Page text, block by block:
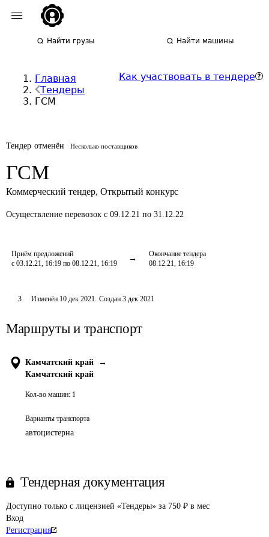
Найти грузы Найти машины
Главная
Тендеры
ГСМ
Как участвовать в тендере
Тендер отменён Несколько поставщиков
ГСМ
Коммерческий тендер, Открытый конкурс
Осуществление перевозок с 09.12.21 по 31.12.22
Приём предложений
с 03.12.21, 16:19 по 08.12.21, 16:19
Окончание тендера
08.12.21, 16:19
3 Изменён 10 дек 2021. Создан 3 дек 2021
Маршруты и транспорт
Камчатский край
→
Камчатский край
Кол-во машин: 1
Варианты транспорта
автоцистерна
Тендерная документация
Доступно только с лицензией «Тендеры» за 750 ₽ в мес
Вход
Регистрация